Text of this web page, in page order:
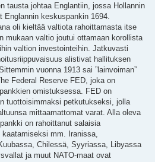
tausta johtaa Englantiin, jossa Hollannin
keskuspankin 1694.
oli kieltää valtiota rahoittamasta itse
mukaan valtio joutui ottamaan korollista
valtion investointeihin. Jatkuvasti
alistivat hallituksen
vuonna 1913 sai ”lainvoiman”
Federal Reserve FED, joka on
omistuksessa. FED on
tuottoisimmaksi petkutukseksi, jolla
mittaamattomat varat. Alla oleva
on rahoittanut salaisia
mm. Iranissa,
Chilessä, Syyriassa, Libyassa
ja muut NATO-maat ovat